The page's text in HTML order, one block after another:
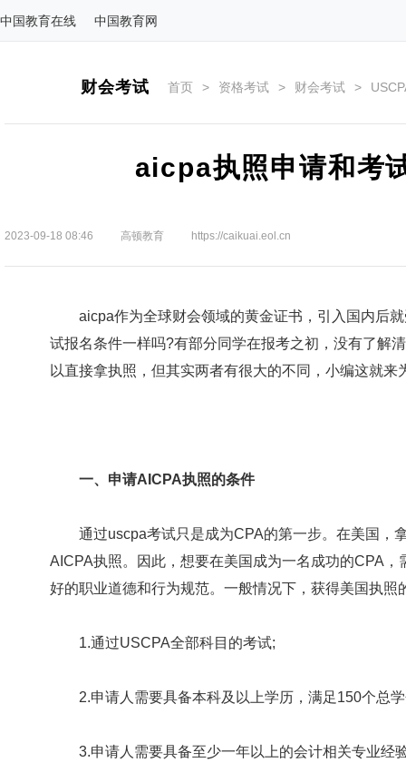
中国教育在线 中国教育网
财会考试 首页 > 资格考试 > 财会考试 >
aicpa执照申请和考
2023-09-18 08:46 高顿教育 https://caikuai.eol.cn
aicpa作为全球财会领域的黄金证书，引入国内后就
试报名条件一样吗?有部分同学在报考之初，没有了解
以直接拿执照，但其实两者有很大的不同，小编这就来
一、申请AICPA执照的条件
通过uscpa考试只是成为CPA的第一步。在美国，
AICPA执照。因此，想要在美国成为一名成功的CPA
好的职业道德和行为规范。一般情况下，获得美国执照
1.通过USCPA全部科目的考试;
2.申请人需要具备本科及以上学历，满足150个总学
3.申请人需要具备至少一年以上的会计相关专业经